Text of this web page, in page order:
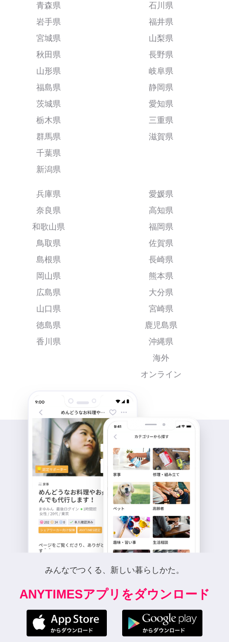
青森県
岩手県
宮城県
秋田県
山形県
福島県
茨城県
栃木県
群馬県
千葉県
新潟県
石川県
福井県
山梨県
長野県
岐阜県
静岡県
愛知県
三重県
滋賀県
兵庫県
奈良県
和歌山県
鳥取県
島根県
岡山県
広島県
山口県
徳島県
香川県
愛媛県
高知県
福岡県
佐賀県
長崎県
熊本県
大分県
宮崎県
鹿児島県
沖縄県
海外
オンライン
みんなでつくる、新しい暮らしかた。
ANYTIMESアプリをダウンロード